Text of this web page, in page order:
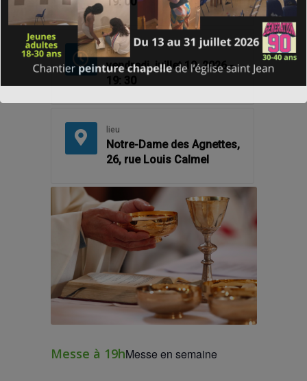
Fin
vendredi, juillet 10, 2026 -
19: 30
lieu
Notre-Dame des Agnettes,
26, rue Louis Calmel
Messe à 19hMesse en semaine